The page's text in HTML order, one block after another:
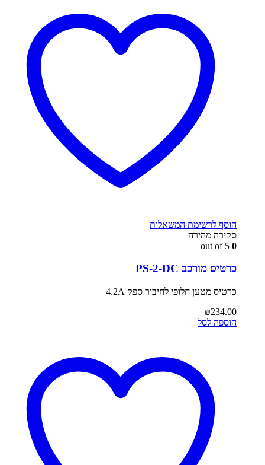
הוסף לרשימת המשאלות
סקירה מהירה
0
כרטיס מורכב PS-2-DC
כרטיס מטען חלופי לחיבור ספק 4.2A
₪234.00
הוספה לסל